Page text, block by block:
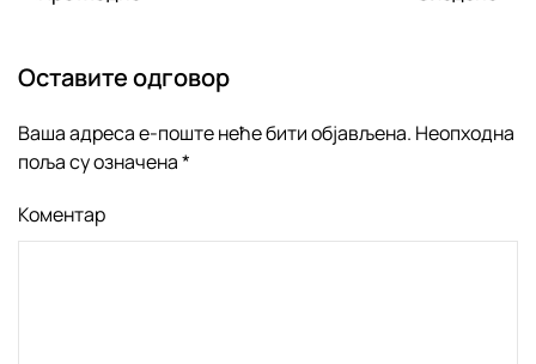
Оставите одговор
Ваша адреса е-поште неће бити објављена. Неопходна
поља су означена*
Коментар